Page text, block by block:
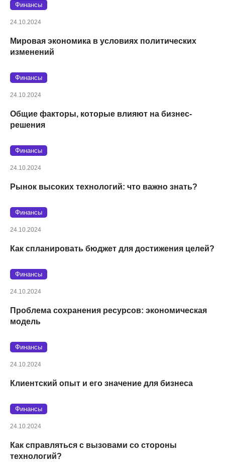
Финансы
24.10.2024
Мировая экономика в условиях политических
изменений
Финансы
24.10.2024
Общие факторы, которые влияют на бизнес-
решения
Финансы
24.10.2024
Рынок высоких технологий: что важно знать?
Финансы
24.10.2024
Как спланировать бюджет для достижения целей?
Финансы
24.10.2024
Проблема сохранения ресурсов: экономическая
модель
Финансы
24.10.2024
Клиентский опыт и его значение для бизнеса
Финансы
24.10.2024
Как справляться с вызовами со стороны
технологий?